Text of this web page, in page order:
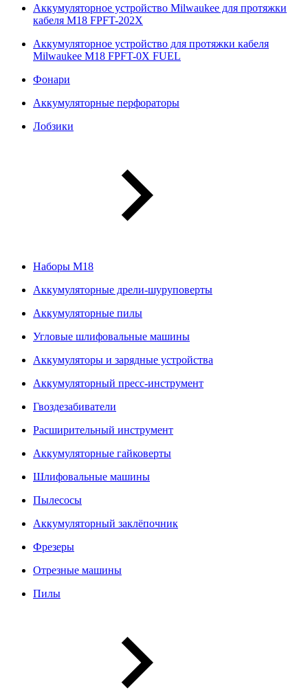
Аккумуляторное устройство Milwaukee для протяжки
кабеля M18 FPFT-202X
Аккумуляторное устройство для протяжки кабеля
Milwaukee M18 FPFT-0X FUEL
Фонари
Аккумуляторные перфораторы
Лобзики
Наборы М18
Аккумуляторные дрели-шуруповерты
Аккумуляторные пилы
Угловые шлифовальные машины
Аккумуляторы и зарядные устройства
Аккумуляторный пресс-инструмент
Гвоздезабиватели
Расширительный инструмент
Аккумуляторные гайковерты
Шлифовальные машины
Пылесосы
Аккумуляторный заклёпочник
Фрезеры
Отрезные машины
Пилы